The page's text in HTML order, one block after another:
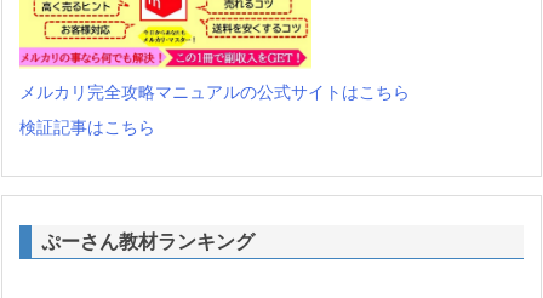
メルカリ完全攻略マニュアルの公式サイトはこちら
検証記事はこちら
ぷーさん教材ランキング